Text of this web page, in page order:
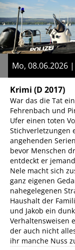
Mo, 08.06.2026
Krimi (D 2017)
War das die Tat
Fehrenbach und
Ufer einen toten
Stichverletzungen
angehenden
bevor Menschen
entdeckt er
Nele macht sich
ganz eigenen
nahegelegenen
Haushalt der
und Jakob ein
Verhaltensweisen
der auch nicht
ihr manche Nuss